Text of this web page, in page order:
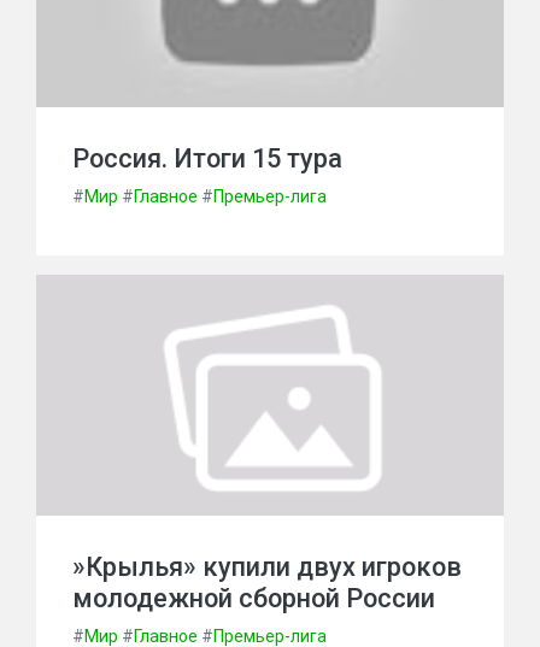
Россия. Итоги 15 тура
#Мир #Главное #Премьер-лига
»Крылья» купили двух игроков
молодежной сборной России
#Мир #Главное #Премьер-лига